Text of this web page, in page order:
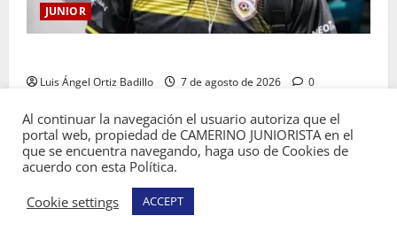
JUNIOR
Luis Ángel Ortiz Badillo 7 de agosto de 2026 0
Copyright © Todos los derechos reservados
Camerino Juniorista.|MoreNews
Al continuar la navegación el usuario autoriza que el
portal web, propiedad de CAMERINO JUNIORISTA en el
que se encuentra navegando, haga uso de Cookies de
acuerdo con esta Política.
Cookie settings
ACCEPT